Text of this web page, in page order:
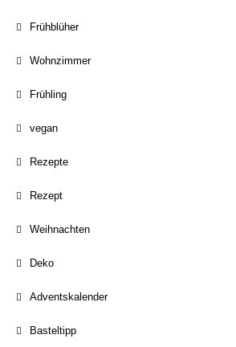
Frühblüher
Wohnzimmer
Frühling
vegan
Rezepte
Rezept
Weihnachten
Deko
Adventskalender
Basteltipp